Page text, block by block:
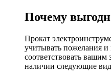
Почему
Прокат
учитывать пожелания
соответствовать
наличии следующие